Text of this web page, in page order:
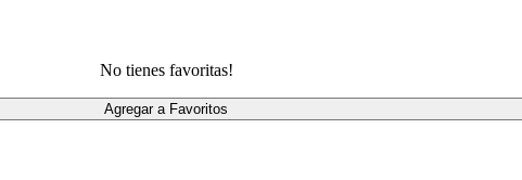
No tienes favoritas!